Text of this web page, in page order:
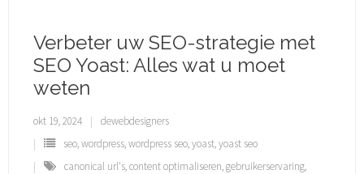
Verbeter uw SEO-strategie met
SEO Yoast: Alles wat u moet
weten
okt 19, 2024
dewebdesigners
seo,wordpress,wordpress seo,yoast,yoast seo
canonical url's,content optimaliseren,gebruikerservaring,